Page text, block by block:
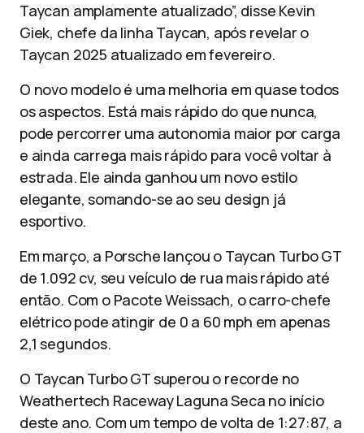
Taycan amplamente atualizado”, disse Kevin
Giek, chefe da linha Taycan, após revelar o
Taycan 2025 atualizado em fevereiro.
O novo modelo é uma melhoria em quase todos
os aspectos. Está mais rápido do que nunca,
pode percorrer uma autonomia maior por carga
e ainda carrega mais rápido para você voltar à
estrada. Ele ainda ganhou um novo estilo
elegante, somando-se ao seu design já
esportivo.
Em março, a Porsche lançou o Taycan Turbo GT
de 1.092 cv, seu veículo de rua mais rápido até
então. Com o Pacote Weissach, o carro-chefe
elétrico pode atingir de 0 a 60 mph em apenas
2,1 segundos.
O Taycan Turbo GT superou o recorde no
Weathertech Raceway Laguna Seca no início
deste ano. Com um tempo de volta de 1:27:87, a